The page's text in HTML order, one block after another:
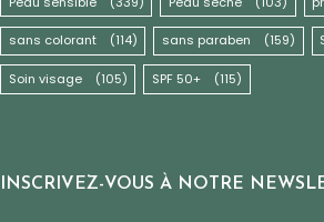
sans colorant (114) sans paraben (159)
Soin visage (105) SPF 50+ (115)
INSCRIVEZ-VOUS À NOTRE